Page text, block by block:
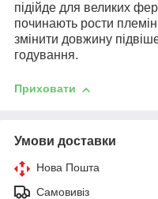
підійде для великих
починають рости
змінити довжину
годування.
Приховати
Умови доставки
Нова Пошта
Самовивіз